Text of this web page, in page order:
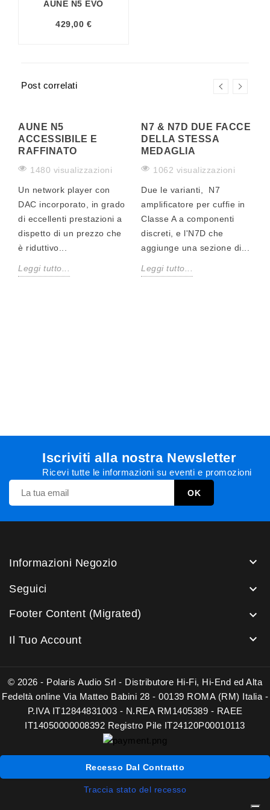
AUNE N5 EVO
429,00 €
Post correlati
AUNE N5
ACCESSIBILE E
RAFFINATO
1480 visualizzazioni
Un network player con
DAC incorporato, in grado
di eccellenti prestazioni a
dispetto di un prezzo che
è riduttivo...
Leggi tutto...
N7 & N7D DUE FACCE
DELLA STESSA
MEDAGLIA
1062 visualizzazioni
Due le varianti, N7
amplificatore per cuffie in
Classe A a componenti
discreti, e l'N7D che
aggiunge una sezione di...
Leggi tutto...
Iscriviti alla nostra Newsletter
Ricevi tutte le informazioni su eventi e promozioni
Informazioni Negozio 
Seguici 
Footer Content (Migrated) 
Il Tuo Account 
© 2026 - Polaris Audio Srl - Distributore Hi-Fi, Hi-End ed Alta
Fedeltà online Via Matteo Babini 28 - 00139 ROMA (RM) Italia -
P.IVA IT12844831003 - N.REA RM1405389 - RAEE
IT14050000008392 Registro Pile IT24120P00010113
Recesso Dal Contratto
Traccia stato del recesso